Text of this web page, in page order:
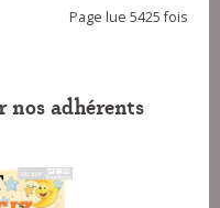
Page lue 5425 fois
nos adhérents